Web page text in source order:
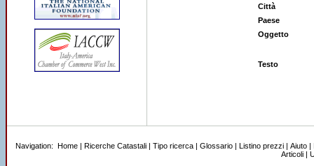
Città
Paese
Oggetto
Testo
Navigation: Home| Ricerche Catastali| Tipo ricerca| Glossario| Listino prezzi| Aiuto|
Articoli |